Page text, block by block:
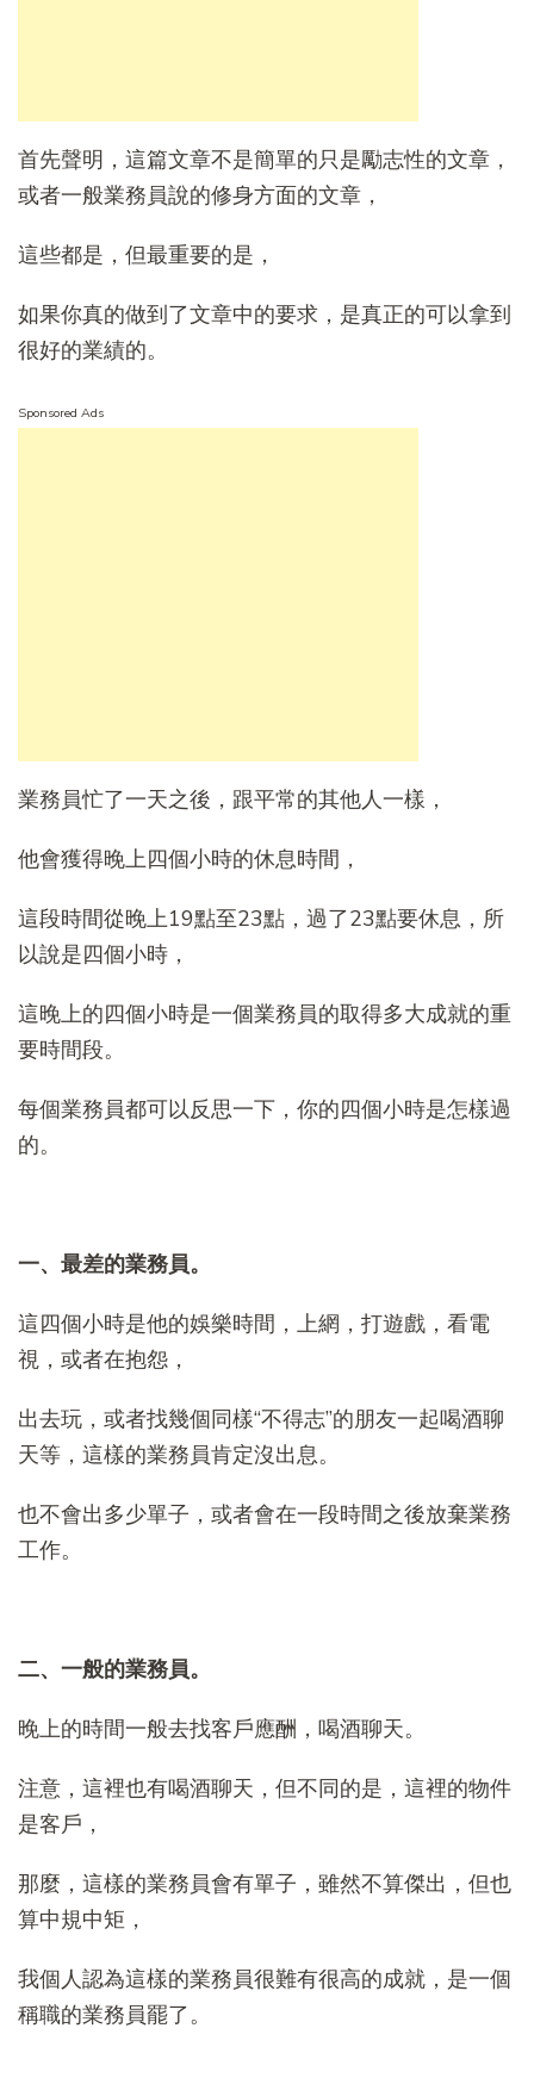
首先聲明，這篇文章不是簡單的只是勵志性的文章，
或者一般業務員說的修身方面的文章，
這些都是，但最重要的是，
如果你真的做到了文章中的要求，是真正的可以拿到
很好的業績的。
Sponsored Ads
業務員忙了一天之後，跟平常的其他人一樣，
他會獲得晚上四個小時的休息時間，
這段時間從晚上19點至23點，過了23點要休息，所
以說是四個小時，
這晚上的四個小時是一個業務員的取得多大成就的重
要時間段。
每個業務員都可以反思一下，你的四個小時是怎樣過
的。
一、最差的業務員。
這四個小時是他的娛樂時間，上網，打遊戲，看電
視，或者在抱怨，
出去玩，或者找幾個同樣“不得志”的朋友一起喝酒聊
天等，這樣的業務員肯定沒出息。
也不會出多少單子，或者會在一段時間之後放棄業務
工作。
二、一般的業務員。
晚上的時間一般去找客戶應酬，喝酒聊天。
注意，這裡也有喝酒聊天，但不同的是，這裡的物件
是客戶，
那麼，這樣的業務員會有單子，雖然不算傑出，但也
算中規中矩，
我個人認為這樣的業務員很難有很高的成就，是一個
稱職的業務員罷了。